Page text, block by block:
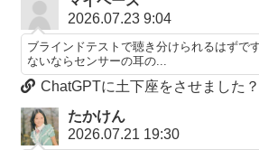
2026.07.23 9:04
ブラインドテストで聴き分けられるはずで
ないならセンサーの耳の...
ChatGPTに土下座をさせました？
たかけん
2026.07.21 19:30